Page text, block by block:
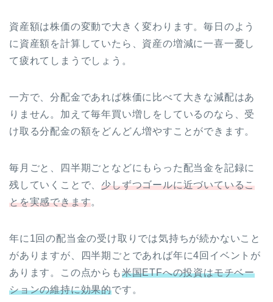
資産額は株価の変動で大きく変わります。毎日のよう
に資産額を計算していたら、資産の増減に一喜一憂し
て疲れてしまうでしょう。
一方で、分配金であれば株価に比べて大きな減配はあ
りません。加えて毎年買い増しをしているのなら、受
け取る分配金の額をどんどん増やすことができます。
毎月ごと、四半期ごとなどにもらった配当金を記録に
残していくことで、少しずつゴールに近づいているこ
とを実感できます。
年に1回の配当金の受け取りでは気持ちが続かないこと
がありますが、四半期ごとであれば年に4回イベントが
あります。この点からも米国ETFへの投資はモチベー
ションの維持に効果的です。